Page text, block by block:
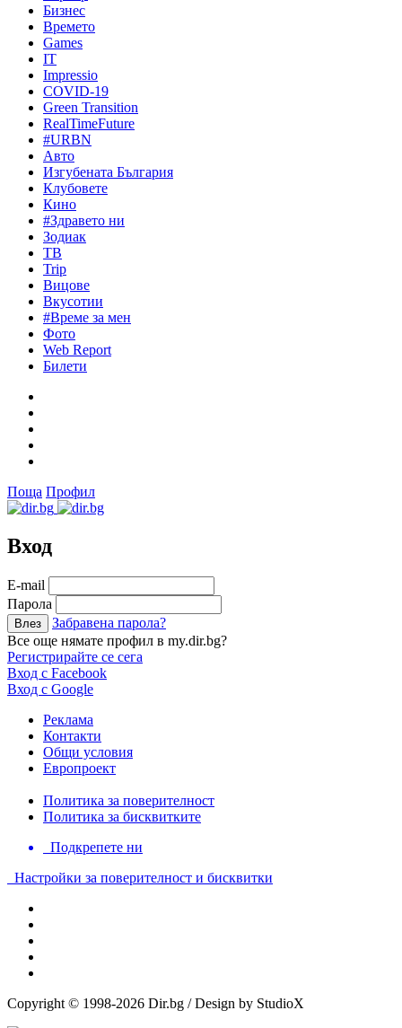
Бизнес
Времето
Games
IT
Impressio
COVID-19
Green Transition
RealTimeFuture
#URBN
Авто
Изгубената България
Клубовете
Кино
#Здравето ни
Зодиак
ТВ
Trip
Вицове
Вкусотии
#Време за мен
Фото
Web Report
Билети
Поща Профил
Вход
Е-mail
Парола
Забравена парола?
Все още нямате профил в my.dir.bg?
Регистрирайте се сега
Вход с Facebook
Вход с Google
Реклама
Контакти
Общи условия
Европроект
Политика за поверителност
Политика за бисквитките
Подкрепете ни
Настройки за поверителност и бисквитки
Copyright © 1998-2026 Dir.bg / Design by StudioX